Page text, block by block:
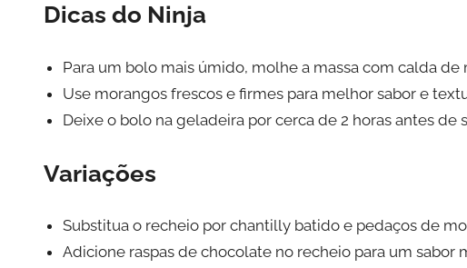
Dicas do Ninja
Para um bolo mais úmido, molhe a massa com calda de
Use morangos frescos e firmes para melhor sabor e
Deixe o bolo na geladeira por cerca de 2 horas antes de
Variações
Substitua o recheio por chantilly batido e pedaços de
Adicione raspas de chocolate no recheio para um sabor